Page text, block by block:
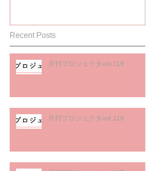
Recent Posts
月刊プロジェクタvol.119
月刊プロジェクタvol.118